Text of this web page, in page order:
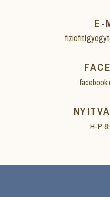
E-
H-P